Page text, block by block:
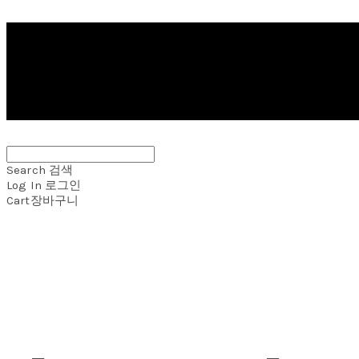
Search 검색
Log In 로그인
Cart장바구니